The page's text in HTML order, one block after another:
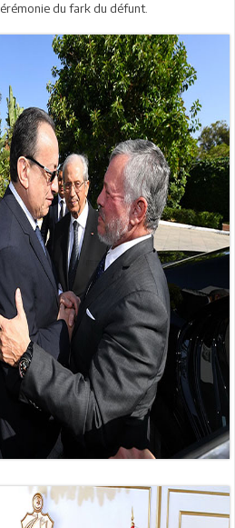
du fark du défunt.